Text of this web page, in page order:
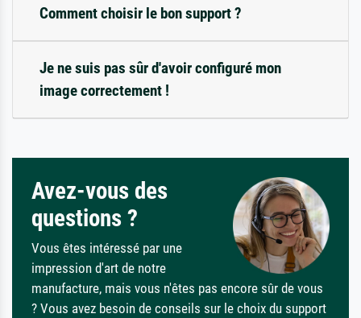
Comment choisir le bon support ?
Je ne suis pas sûr d'avoir configuré mon
image correctement !
Avez-vous des
questions ?
Vous êtes intéressé par une
impression d'art de notre
manufacture, mais vous n'êtes pas encore sûr de vous
? Vous avez besoin de conseils sur le choix du support